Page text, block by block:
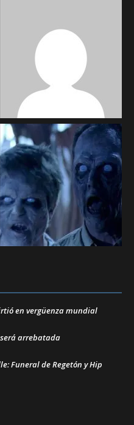
en vergüenza mundial
arrebatada
Funeral de Regetón y Hip